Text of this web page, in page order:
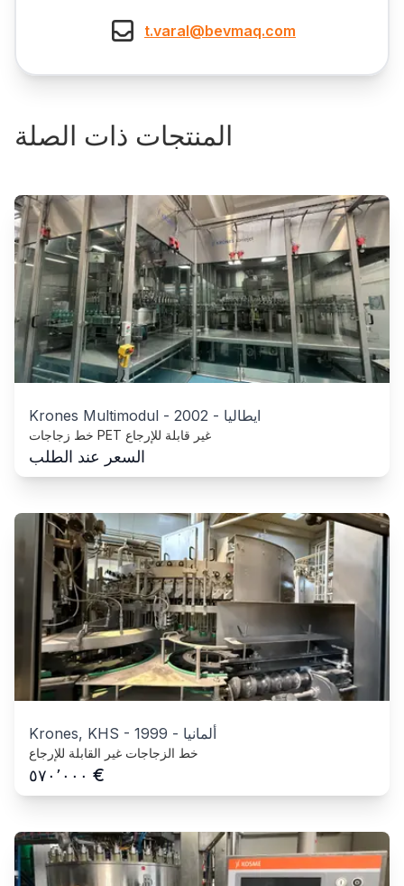
t.varal@bevmaq.com
المنتجات ذات الصلة
Krones Multimodul - 2002 - ايطاليا
خط زجاجات PET غير قابلة للإرجاع
السعر عند الطلب
Krones, KHS - 1999 - ألمانيا
خط الزجاجات غير القابلة للإرجاع
٥٧٠٬٠٠٠ €